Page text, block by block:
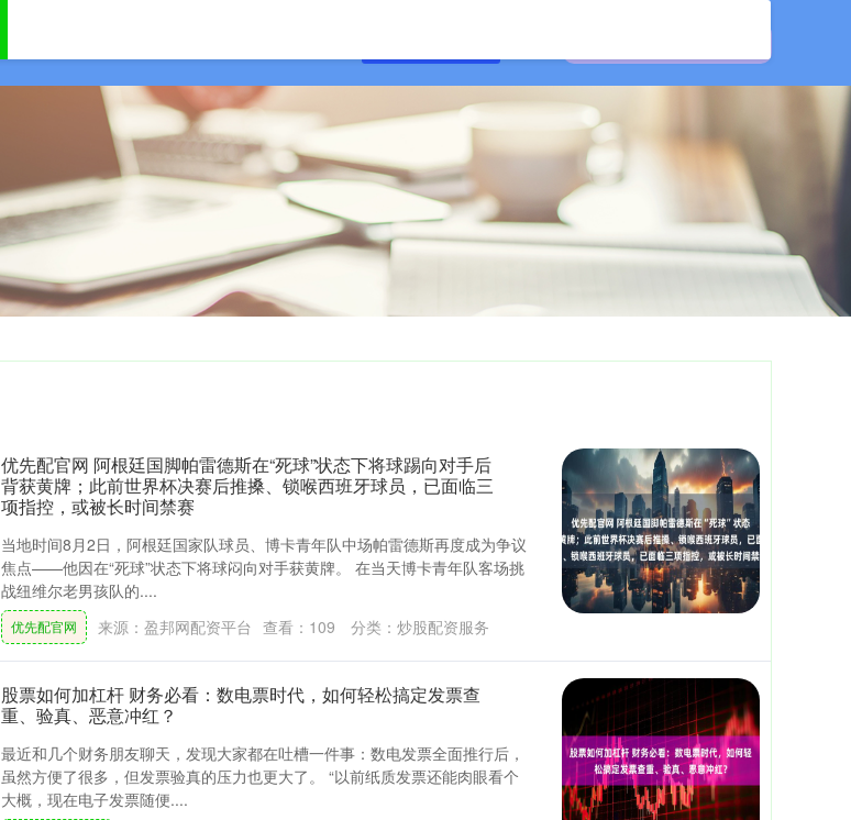
优先配官网 阿根廷国脚帕雷德斯在“死球”状态下将球踢向对手后
背获黄牌；此前世界杯决赛后推搡、锁喉西班牙球员，已面临三
项指控，或被长时间禁赛
当地时间8月2日，阿根廷国家队球员、博卡青年队中场帕雷德斯再度成为争议
焦点——他因在“死球”状态下将球闷向对手获黄牌。 在当天博卡青年队客场挑
战纽维尔老男孩队的....
优先配官网 来源：盈邦网配资平台 查看： 109 分类： 炒股配资服务
股票如何加杠杆 财务必看：数电票时代，如何轻松搞定发票查
重、验真、恶意冲红？
最近和几个财务朋友聊天，发现大家都在吐槽一件事：数电发票全面推行后，
虽然方便了很多，但发票验真的压力也更大了。 “以前纸质发票还能肉眼看个
大概，现在电子发票随便....